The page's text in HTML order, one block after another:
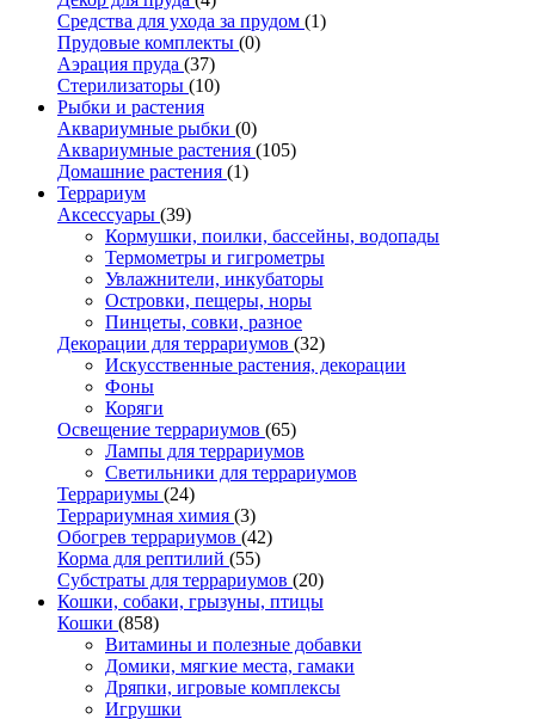
Средства для ухода за прудом (1)
Прудовые комплекты (0)
Аэрация пруда (37)
Стерилизаторы (10)
Рыбки и растения
Аквариумные рыбки (0)
Аквариумные растения (105)
Домашние растения (1)
Террариум
Аксессуары (39)
Кормушки, поилки, бассейны, водопады
Термометры и гигрометры
Увлажнители, инкубаторы
Островки, пещеры, норы
Пинцеты, совки, разное
Декорации для террариумов (32)
Искусственные растения, декорации
Фоны
Коряги
Освещение террариумов (65)
Лампы для террариумов
Светильники для террариумов
Террариумы (24)
Террариумная химия (3)
Обогрев террариумов (42)
Корма для рептилий (55)
Субстраты для террариумов (20)
Кошки, собаки, грызуны, птицы
Кошки (858)
Витамины и полезные добавки
Домики, мягкие места, гамаки
Дряпки, игровые комплексы
Игрушки